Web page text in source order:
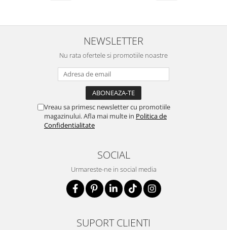
NEWSLETTER
Nu rata ofertele si promotiile noastre
Vreau sa primesc newsletter cu promotiile
magazinului. Afla mai multe in Politica de
Confidentialitate
SOCIAL
Urmareste-ne in social media
SUPORT CLIENTI